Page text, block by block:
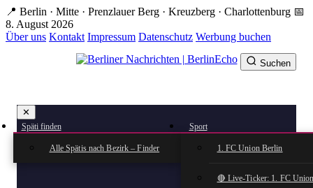
Zum
Hauptinhalt
springen
📍 Berlin · Mitte · Prenzlauer Berg · Kreuzberg · Charlottenburg 📅
8. August 2026
Über uns Kontakt Impressum Datenschutz Werbung buchen
✕
Späti finden
Alle Spätis nach Bezirk – Finder
Sport
1. FC Union Berlin
🔴 Live-Ticker: 1. FC
Suchen